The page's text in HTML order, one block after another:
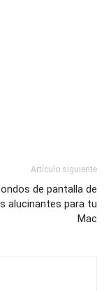
Artículo siguiente
de pantalla de
alucinantes para tu
Mac